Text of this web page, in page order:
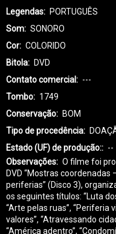
Legendas
PORTUGUÊS
Som
SONORO
Cor
COLORIDO
Bitola
DVD
Contato comercial
---
Tombo
1749
Conservação
BOM
Tipo de procedência
Estado (UF) de produção:
--
Observações
O filme foi
DVD “Mostras
periferias” (Disco 3),
os seguintes títulos: “Luta
“Arte pelas ruas”, “Periferia
valores”, “Atravessando
“América adentro”,